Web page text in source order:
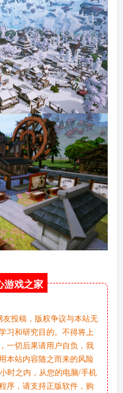
游戏之家
投稿，版权争议与本站无
习和研究目的。不得将上
一切后果请用户自负，我
本站内容随之而来的风险
时之内，从您的电脑/手机
序，请支持正版软件，购